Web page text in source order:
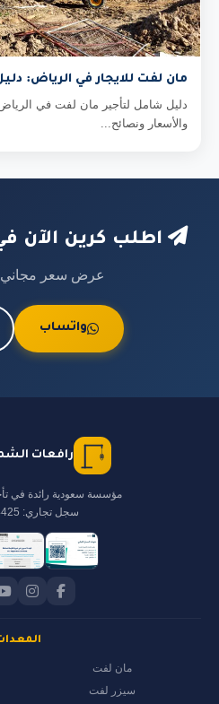
مان لفت للايجار في الرياض:
دليل شامل لتأجير مان لفت في الرياض.
والأسعار ونصائح...
اطلب كرين الآن
عرض سعر مجاني
واتساب
رافعات
مؤسسة سعودية رائدة في
سجل تجاري: 7038674425
مان لفت
سيزر لفت